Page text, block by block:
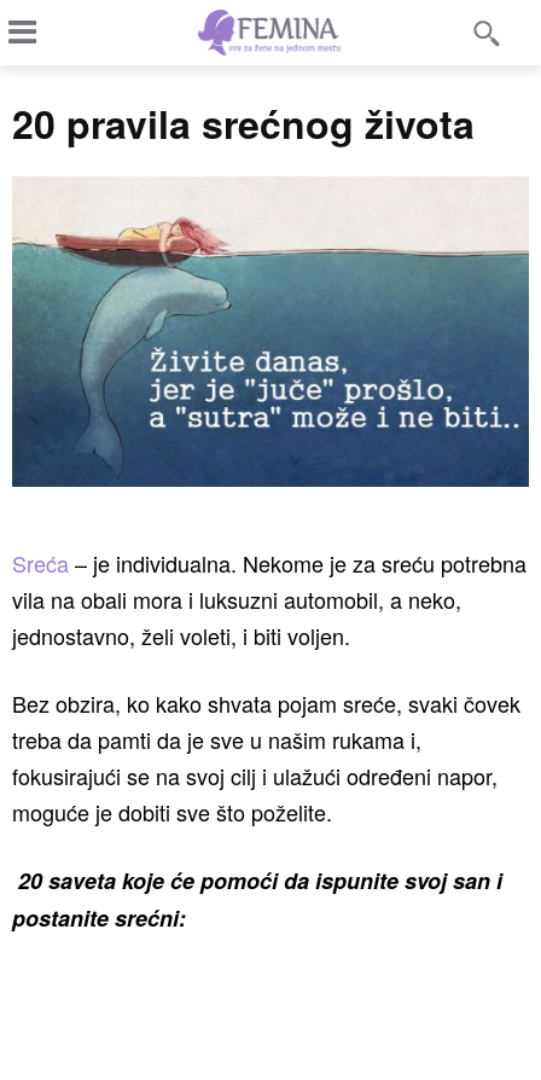
20 pravila srećnog života
Sreća– je individualna. Nekome je za sreću potrebna
vila na obali mora i luksuzni automobil, a neko,
jednostavno, želi voleti, i biti voljen.
Bez obzira, ko kako shvata pojam sreće, svaki čovek
treba da pamti da je sve u našim rukama i,
fokusirajući se na svoj cilj i ulažući određeni napor,
moguće je dobiti sve što poželite.
20 saveta koje će pomoći da ispunite svoj san i
postanite srećni: